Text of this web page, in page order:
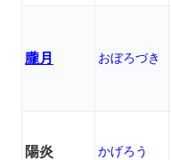
朧月 おぼろづき
陽炎 かげろう